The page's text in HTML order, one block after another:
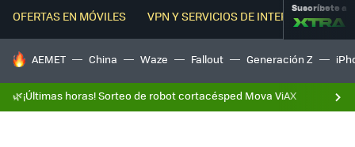
OFERTAS EN MÓVILES VPN Y SERVICIOS DE INTERNETSuscríbete a
HOY SE HABLA DE
AEMET China Waze Fallout Generación Z
🌿¡Últimas horas! Sorteo de robot cortacésped Mova ViAX